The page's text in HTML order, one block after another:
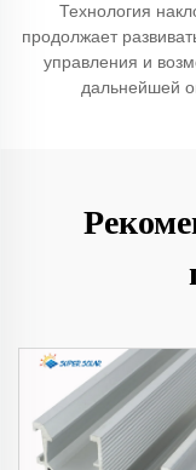
Технология
продолжает
управления и
дальнейшей